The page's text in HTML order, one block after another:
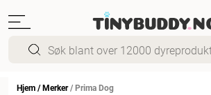
Hjem/Merker/Prima Dog